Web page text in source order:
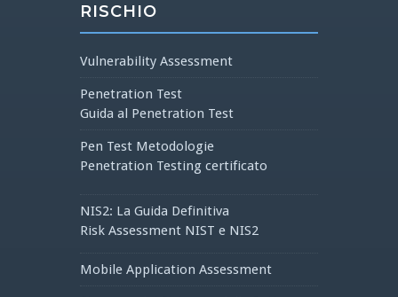
RISCHIO
Vulnerability Assessment
Penetration Test
Guida al Penetration Test
Pen Test Metodologie
Penetration Testing certificato
NIS2: La Guida Definitiva
Risk Assessment NIST e NIS2
Mobile Application Assessment